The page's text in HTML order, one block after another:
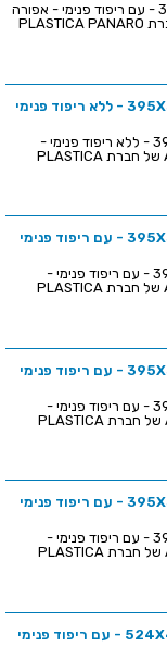
מזוודת אחסון 370X307X121MM - עם ריפוד פנימי - אפורה
♦ מסדרת ADVANCED של חברת PLASTICA PANARO
מזוודת אחסון 395X300X103MM - ללא ריפוד פנימי
מזוודת אחסון 395X300X103MM - ללא ריפוד פנימי -
שחורה ♦ מסדרת ADVANCED של חברת PLASTICA
מזוודת אחסון 395X300X103MM - עם ריפוד פנימי
מזוודת אחסון 395X300X103MM - עם ריפוד פנימי -
שחורה ♦ מסדרת ADVANCED של חברת PLASTICA
מזוודת אחסון 395X300X103MM - עם ריפוד פנימי
מזוודת אחסון 395X300X103MM - עם ריפוד פנימי -
אדומה ♦ מסדרת ADVANCED של חברת PLASTICA
מזוודת אחסון 395X300X103MM - עם ריפוד פנימי
מזוודת אחסון 395X300X103MM - עם ריפוד פנימי -
כחולה ♦ מסדרת ADVANCED של חברת PLASTICA
מזוודת אחסון 524X420X130MM - עם ריפוד פנימי